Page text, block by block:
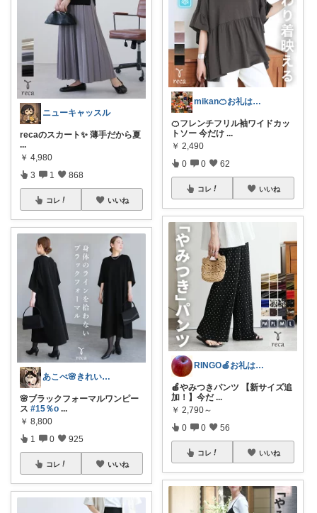
ニューキャッスル
recaのスカート✨ 薄手だから夏
...
￥ 4,980
3 1 868
コレ いいね
あこべ🌸きれいめカジュアル♡
🌸ブラックフォーマルワンピー
ス #15％o ...
￥ 8,800
1 0 925
コレ いいね
mikan🍊お礼はプロフ🍊
🍊フレンチフリル袖ワイドカッ
トソー 今だけ ...
￥ 2,490
0 0 62
コレ いいね
RINGO🍎お礼はプロフ🍎
🍎やみつきパンツ 【新サイズ追
加！】今だ ...
￥ 2,790～
0 0 56
コレ いいね